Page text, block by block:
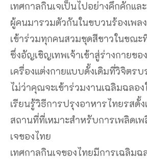
เทศกาลกินเจเป็นไปอย่างคึกคักแล
ผู้คนมารวมตัวกันในขบวนร้องเพล
เข้าร่วมทุกคนสวมชุดสีขาวในขณะ
ซึ่งอัญเชิญเทพเจ้าเข้าสู่ร่างกายขอ
เครื่องแต่งกายแบบดั้งเดิมที่วิจิตรบ
ไม่ว่าคุณจะเข้าร่วมงานเฉลิมฉลอ
เรียนรู้วิธีการปรุงอาหารไทยรสดั้
สถานที่ที่เหมาะสำหรับการเพลิดเ
เจของไทย
เทศกาลกินเจของไทยมีการเฉลิมฉ